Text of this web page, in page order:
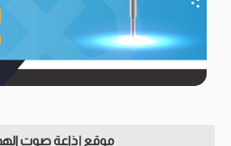
موقع إذاعة صوت